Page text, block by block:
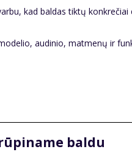
kad baldas tiktų
audinio, matmenų ir
baldu